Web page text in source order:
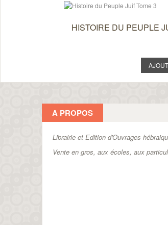
HISTOIRE DU PEUPLE
A PROPOS
Librairie et Edition d'Ouvrages
Vente en gros, aux écoles, aux